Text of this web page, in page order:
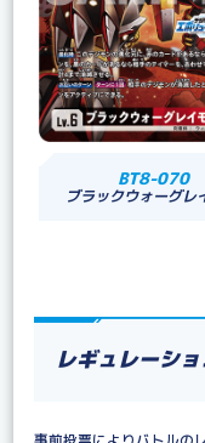
BT8-070
ブラックウォーグレ
レギュレーシ